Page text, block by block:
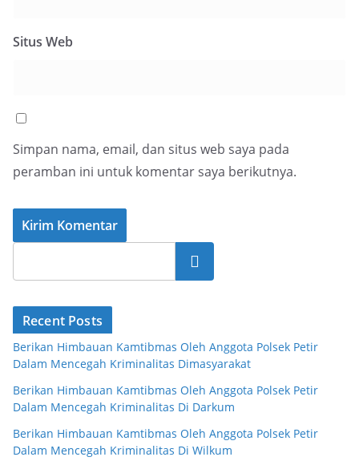
Situs Web
Simpan nama, email, dan situs web saya pada
peramban ini untuk komentar saya berikutnya.
Cari
Recent Posts
Berikan Himbauan Kamtibmas Oleh Anggota Polsek Petir
Dalam Mencegah Kriminalitas Dimasyarakat
Berikan Himbauan Kamtibmas Oleh Anggota Polsek Petir
Dalam Mencegah Kriminalitas Di Darkum
Berikan Himbauan Kamtibmas Oleh Anggota Polsek Petir
Dalam Mencegah Kriminalitas Di Wilkum